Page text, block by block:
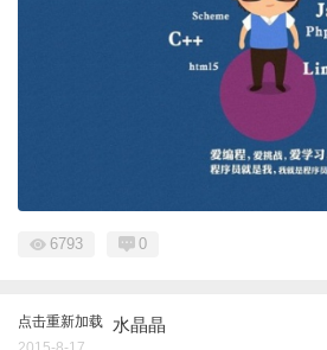
6793 0
点击重新加载 水晶晶